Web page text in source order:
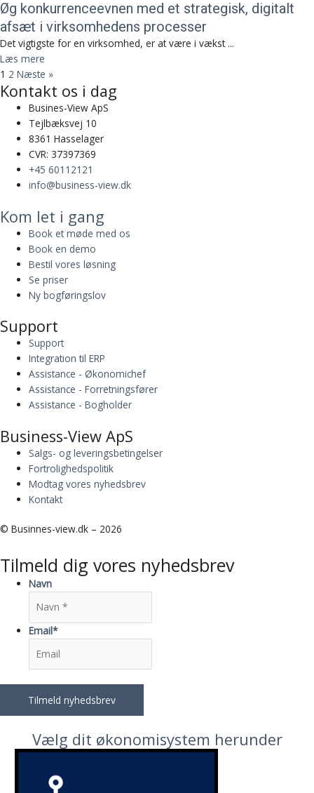
Øg konkurrenceevnen med et strategisk, digitalt
afsæt i virksomhedens processer
Det vigtigste for en virksomhed, er at være i vækst ...
Læs mere
1 2 Næste »
Kontakt os i dag
Busines-View ApS
Tejlbæksvej 10
8361 Hasselager
CVR: 37397369
+45 60112121
info@business-view.dk
Kom let i gang
Book et møde med os
Book en demo
Bestil vores løsning
Se priser
Ny bogføringslov
Support
Support
Integration til ERP
Assistance - Økonomichef
Assistance - Forretningsfører
Assistance - Bogholder
Business-View ApS
Salgs- og leveringsbetingelser
Fortrolighedspolitik
Modtag vores nyhedsbrev
Kontakt
© Businnes-view.dk – 2026
Tilmeld dig vores nyhedsbrev
Navn
Email*
Vælg dit økonomisystem herunder